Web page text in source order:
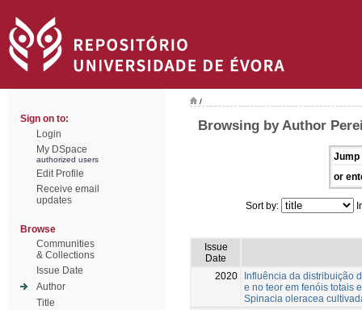
Sign on to:
Login
My DSpace
authorized users
Edit Profile
Receive email
updates
Browse
Communities
& Collections
Issue Date
Author
Title
/
Browsing by Author
Jump
or
Sort by:
Issue
Date
2020
Influência da distribuição
e no teor em fenóis totais
Spinacia oleracea